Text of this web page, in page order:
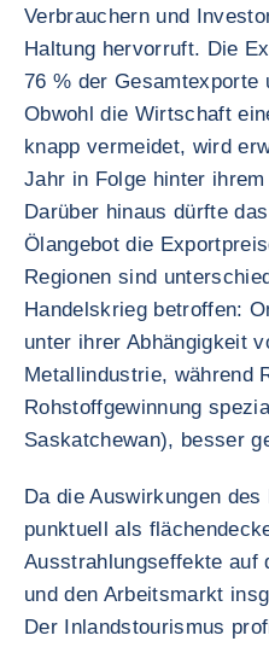
Verbrauchern und
Haltung hervorruft. Die
76 % der Gesamtexporte
Obwohl die Wirtschaft
knapp vermeidet, wird
Jahr in Folge hinter
Darüber hinaus dürfte
Ölangebot die
Regionen sind
Handelskrieg betroffen:
unter ihrer Abhängigkeit
Metallindustrie, während
Rohstoffgewinnung
Saskatchewan), besser
Da die Auswirkungen
punktuell als
Ausstrahlungseffekte auf
und den Arbeitsmarkt
Der Inlandstourismus